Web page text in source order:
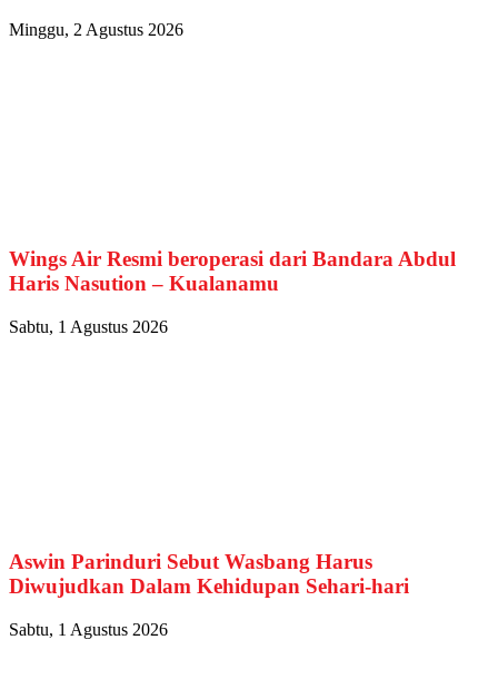
Minggu, 2 Agustus 2026
Wings Air Resmi beroperasi dari Bandara Abdul
Haris Nasution – Kualanamu
Sabtu, 1 Agustus 2026
Aswin Parinduri Sebut Wasbang Harus
Diwujudkan Dalam Kehidupan Sehari-hari
Sabtu, 1 Agustus 2026